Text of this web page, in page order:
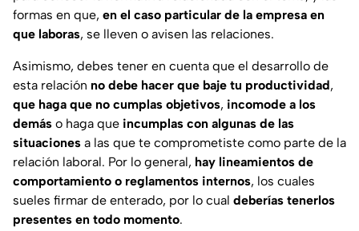
formas en que, en el caso particular de la empresa en
que laboras, se lleven o avisen las relaciones.
Asimismo, debes tener en cuenta que el desarrollo de
esta relación no debe hacer que baje tu productividad,
que haga que no cumplas objetivos, incomode a los
demás o haga que incumplas con algunas de las
situaciones a las que te comprometiste como parte de la
relación laboral. Por lo general, hay lineamientos de
comportamiento o reglamentos internos, los cuales
sueles firmar de enterado, por lo cual deberías tenerlos
presentes en todo momento.